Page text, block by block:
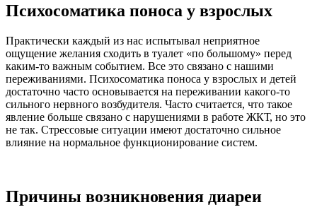
Психосоматика поноса у взрослых
Практически каждый из нас испытывал неприятное
ощущение желания сходить в туалет «по большому» перед
каким-то важным событием. Все это связано с нашими
переживаниями. Психосоматика поноса у взрослых и детей
достаточно часто основывается на переживании какого-то
сильного нервного возбудителя. Часто считается, что такое
явление больше связано с нарушениями в работе ЖКТ, но это
не так. Стрессовые ситуации имеют достаточно сильное
влияние на нормальное функционирование систем.
Причины возникновения диареи